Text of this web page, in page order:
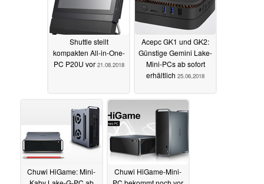
Shuttle stellt
kompakten All-in-One-
PC P20U vor 21.08.2018
Acepc GK1 und GK2:
Günstige Gemini Lake-
Mini-PCs ab sofort
erhältlich 25.06.2018
Chuwi HiGame: Mini-
Chuwi HiGame-Mini-